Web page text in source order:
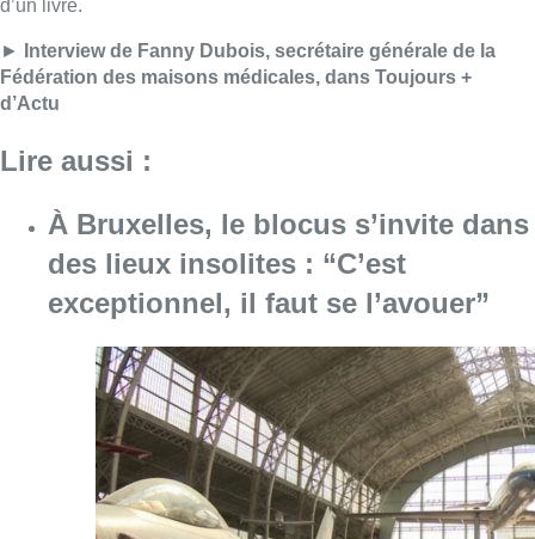
06 août 2026Consulter l'article "À Bruxelles, le blocus
Saint-Géry : un ancien bras de la
Senne et une ancienne brasserie